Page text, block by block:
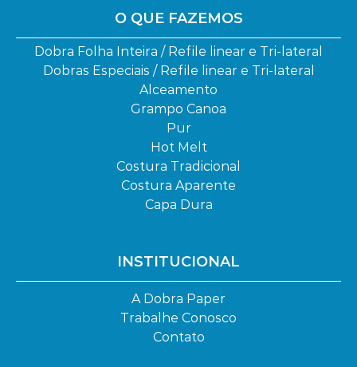
O QUE FAZEMOS
Dobra Folha Inteira / Refile linear e Tri-lateral
Dobras Especiais / Refile linear e Tri-lateral
Alceamento
Grampo Canoa
Pur
Hot Melt
Costura Tradicional
Costura Aparente
Capa Dura
INSTITUCIONAL
A Dobra Paper
Trabalhe Conosco
Contato